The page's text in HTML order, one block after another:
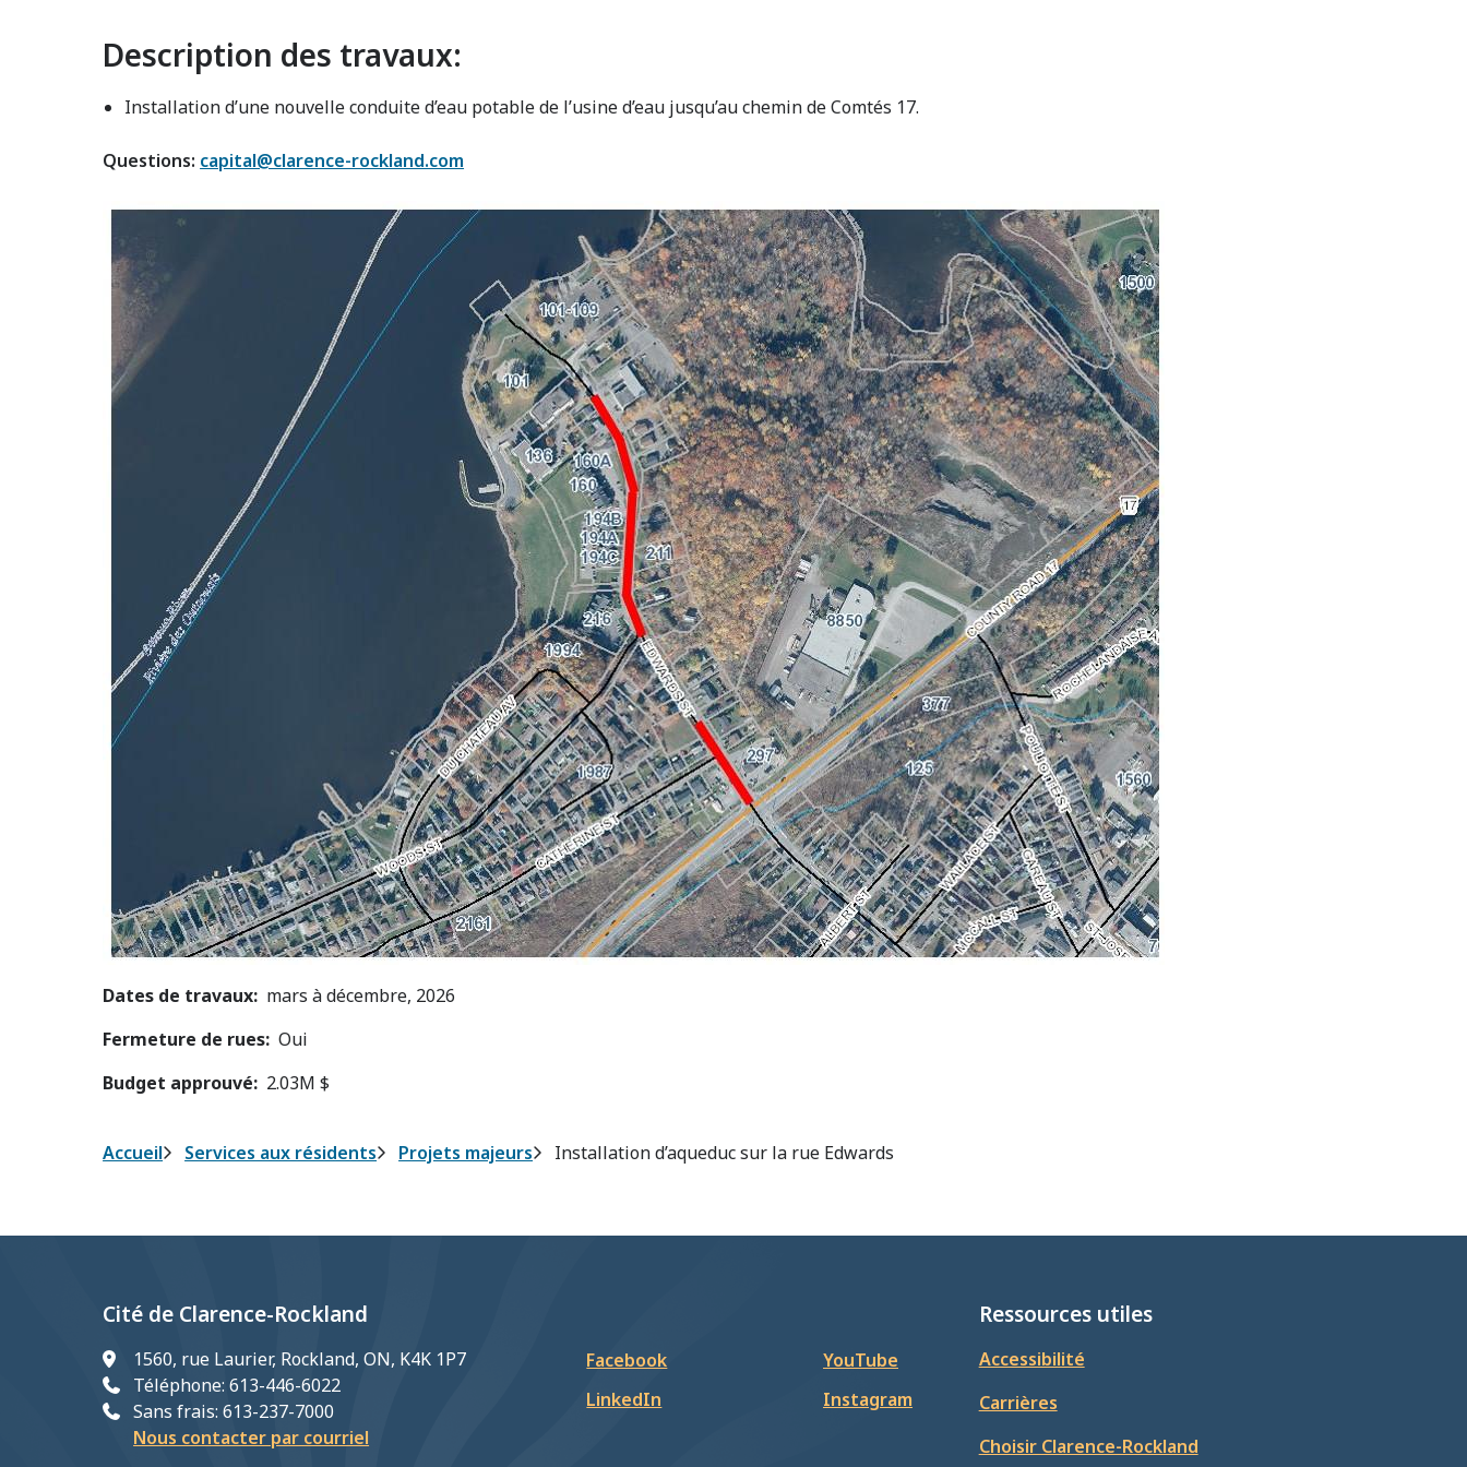
Description des travaux:
Installation d’une nouvelle conduite d’eau potable de l’usine d’eau jusqu’au chemin de Comtés 17.
Questions: capital@clarence-rockland.com
Image
Dates de travaux mars à décembre, 2026
Fermeture de rues Oui
Budget approuvé
2.03M $
Fil
Accueil Services aux résidents Projets majeurs Installation d’aqueduc sur la rue Edwards
Cité de Clarence-Rockland
1560, rue Laurier, Rockland, ON, K4K 1P7
Téléphone: 613-446-6022
Sans frais: 613-237-7000
Nous contacter par courriel
Facebook
YouTube
LinkedIn
Instagram
Ressources utiles
Accessibilité
Carrières
Choisir Clarence-Rockland